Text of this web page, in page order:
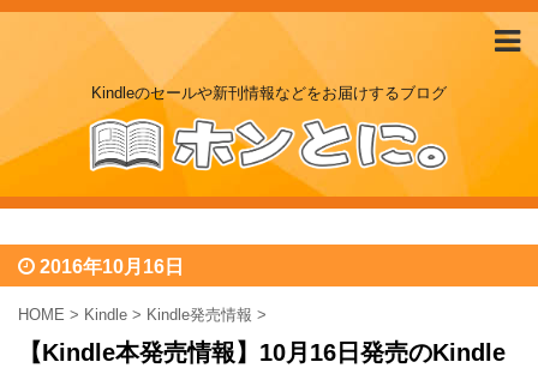
Kindleのセールや新刊情報などをお届けするブログ
2016年10月16日
HOME > Kindle > Kindle発売情報 >
【Kindle本発売情報】10月16日発売のKindle